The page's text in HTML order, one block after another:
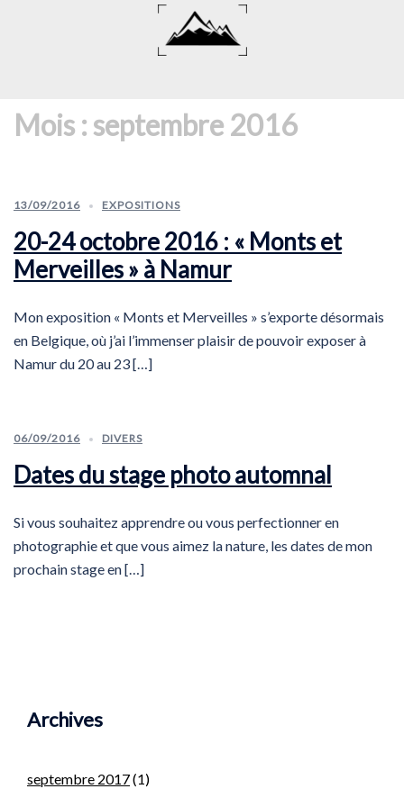
Mois : septembre 2016
13/09/2016 EXPOSITIONS
20-24 octobre 2016 : « Monts et
Merveilles » à Namur
Mon exposition « Monts et Merveilles » s’exporte désormais
en Belgique, où j’ai l’immenser plaisir de pouvoir exposer à
Namur du 20 au 23 […]
06/09/2016 DIVERS
Dates du stage photo automnal
Si vous souhaitez apprendre ou vous perfectionner en
photographie et que vous aimez la nature, les dates de mon
prochain stage en […]
Archives
septembre 2017(1)